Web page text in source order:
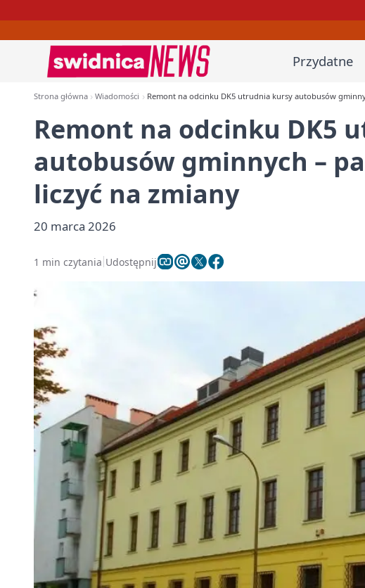
Przydatne
Strona główna Wiadomości Remont na odcinku DK5 utrudnia kursy autobusów
Remont na odcinku DK5
autobusów gminnych –
liczyć na zmiany
20 marca 2026
1 min czytania Udostępnij